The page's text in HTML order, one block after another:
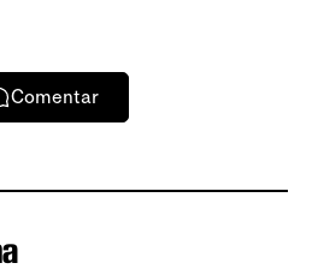
Comentar